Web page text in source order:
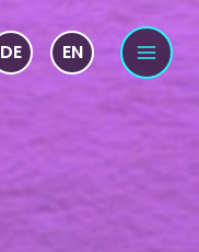
DE EN